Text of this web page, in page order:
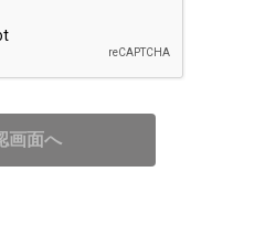
画面へ